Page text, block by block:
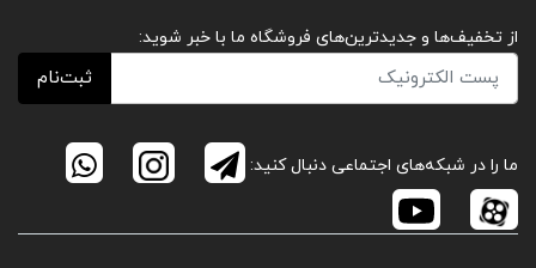
از تخفیف‌ها و جدیدترین‌های فروشگاه ما با خبر شوید:
ثبت‌نام
ما را در شبکه‌های اجتماعی دنبال کنید: